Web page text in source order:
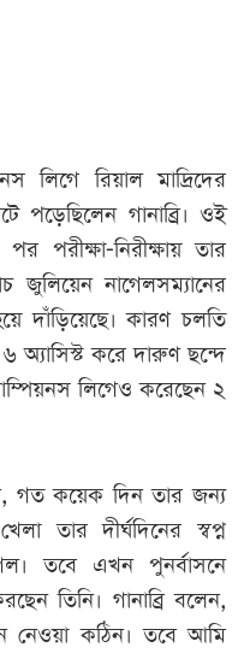
লিগে রিয়াল মাদ্রিদের
পড়েছিলেন গানাব্রি। ওই
পরীক্ষা-নিরীক্ষায় তার
নাগেলসম্যানের
দাঁড়িয়েছে। কারণ চলতি
করে দারুণ ছন্দে
লিগেও করেছেন ২
গত কয়েক দিন তার জন্য
তার দীর্ঘদিনের স্বপ্ন
তবে এখন পুনর্বাসনে
তিনি। গানাব্রি বলেন,
নেওয়া কঠিন। তবে আমি